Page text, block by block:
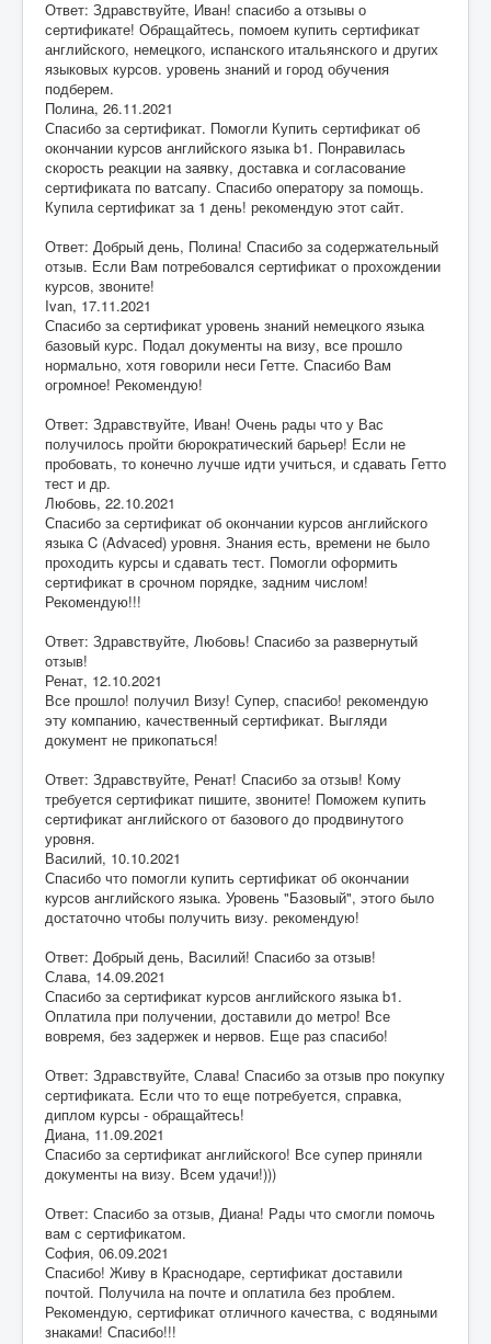
Ответ: Здравствуйте, Иван! спасибо а отзывы о
сертификате! Обращайтесь, помоем купить сертификат
английского, немецкого, испанского итальянского и других
языковых курсов. уровень знаний и город обучения
подберем.
Полина, 26.11.2021
Спасибо за сертификат. Помогли Купить сертификат об
окончании курсов английского языка b1. Понравилась
скорость реакции на заявку, доставка и согласование
сертификата по ватсапу. Спасибо оператору за помощь.
Купила сертификат за 1 день! рекомендую этот сайт.
Ответ: Добрый день, Полина! Спасибо за содержательный
отзыв. Если Вам потребовался сертификат о прохождении
курсов, звоните!
Ivan, 17.11.2021
Спасибо за сертификат уровень знаний немецкого языка
базовый курс. Подал документы на визу, все прошло
нормально, хотя говорили неси Гетте. Спасибо Вам
огромное! Рекомендую!
Ответ: Здравствуйте, Иван! Очень рады что у Вас
получилось пройти бюрократический барьер! Если не
пробовать, то конечно лучше идти учиться, и сдавать Гетто
тест и др.
Любовь, 22.10.2021
Спасибо за сертификат об окончании курсов английского
языка C (Advaced) уровня. Знания есть, времени не было
проходить курсы и сдавать тест. Помогли оформить
сертификат в срочном порядке, задним числом!
Рекомендую!!!
Ответ: Здравствуйте, Любовь! Спасибо за развернутый
отзыв!
Ренат, 12.10.2021
Все прошло! получил Визу! Супер, спасибо! рекомендую
эту компанию, качественный сертификат. Выгляди
документ не прикопаться!
Ответ: Здравствуйте, Ренат! Спасибо за отзыв! Кому
требуется сертификат пишите, звоните! Поможем купить
сертификат английского от базового до продвинутого
уровня.
Василий, 10.10.2021
Спасибо что помогли купить сертификат об окончании
курсов английского языка. Уровень "Базовый", этого было
достаточно чтобы получить визу. рекомендую!
Ответ: Добрый день, Василий! Спасибо за отзыв!
Слава, 14.09.2021
Спасибо за сертификат курсов английского языка b1.
Оплатила при получении, доставили до метро! Все
вовремя, без задержек и нервов. Еще раз спасибо!
Ответ: Здравствуйте, Слава! Спасибо за отзыв про покупку
сертификата. Если что то еще потребуется, справка,
диплом курсы - обращайтесь!
Диана, 11.09.2021
Спасибо за сертификат английского! Все супер приняли
документы на визу. Всем удачи!)))
Ответ: Спасибо за отзыв, Диана! Рады что смогли помочь
вам с сертификатом.
София, 06.09.2021
Спасибо! Живу в Краснодаре, сертификат доставили
почтой. Получила на почте и оплатила без проблем.
Рекомендую, сертификат отличного качества, с водяными
знаками! Спасибо!!!